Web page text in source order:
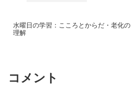
水曜日の学習：こころとからだ・老化の
理解
コメント